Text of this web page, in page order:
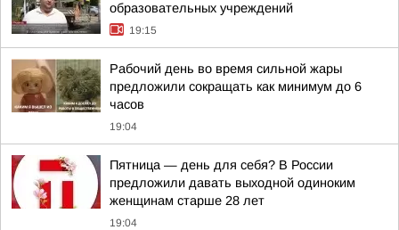
образовательных учреждений
19:15
Рабочий день во время сильной жары
предложили сокращать как минимум до 6
часов
19:04
Пятница — день для себя? В России
предложили давать выходной одиноким
женщинам старше 28 лет
19:04